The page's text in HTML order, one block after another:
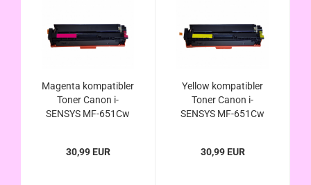
Magenta kompatibler
Toner Canon i-
SENSYS MF-651Cw
u. 067
30,99 EUR
Yellow kompatibler
Toner Canon i-
SENSYS MF-651Cw
u. 067
30,99 EUR